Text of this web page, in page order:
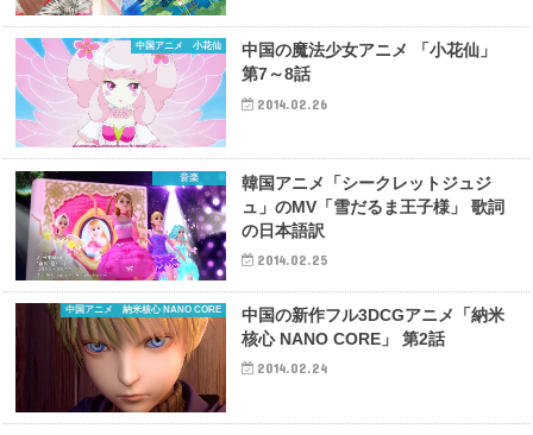
中国アニメ 小花仙
中国の魔法少女アニメ 「小花仙」
第7～8話
2014.02.26
音楽
韓国アニメ「シークレットジュジ
ュ」のMV「雪だるま王子様」 歌詞
の日本語訳
2014.02.25
中国アニメ 納米核心 NANO CORE
中国の新作フル3DCGアニメ「納米
核心 NANO CORE」 第2話
2014.02.24